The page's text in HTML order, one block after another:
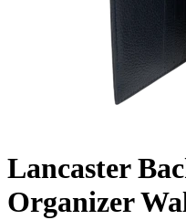
Lancaster
Organizer